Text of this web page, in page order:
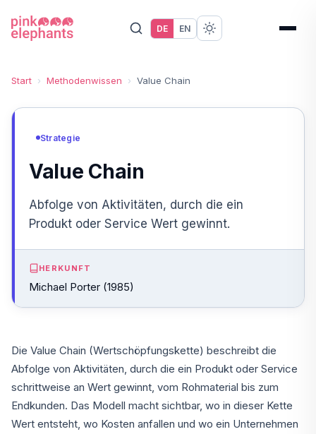
DE EN
Start › Methodenwissen › Value Chain
Strategie
Value Chain
Abfolge von Aktivitäten, durch die ein
Produkt oder Service Wert gewinnt.
HERKUNFT
Michael Porter (1985)
Die Value Chain (Wertschöpfungskette) beschreibt die
Abfolge von Aktivitäten, durch die ein Produkt oder Service
schrittweise an Wert gewinnt, vom Rohmaterial bis zum
Endkunden. Das Modell macht sichtbar, wo in dieser Kette
Wert entsteht, wo Kosten anfallen und wo ein Unternehmen